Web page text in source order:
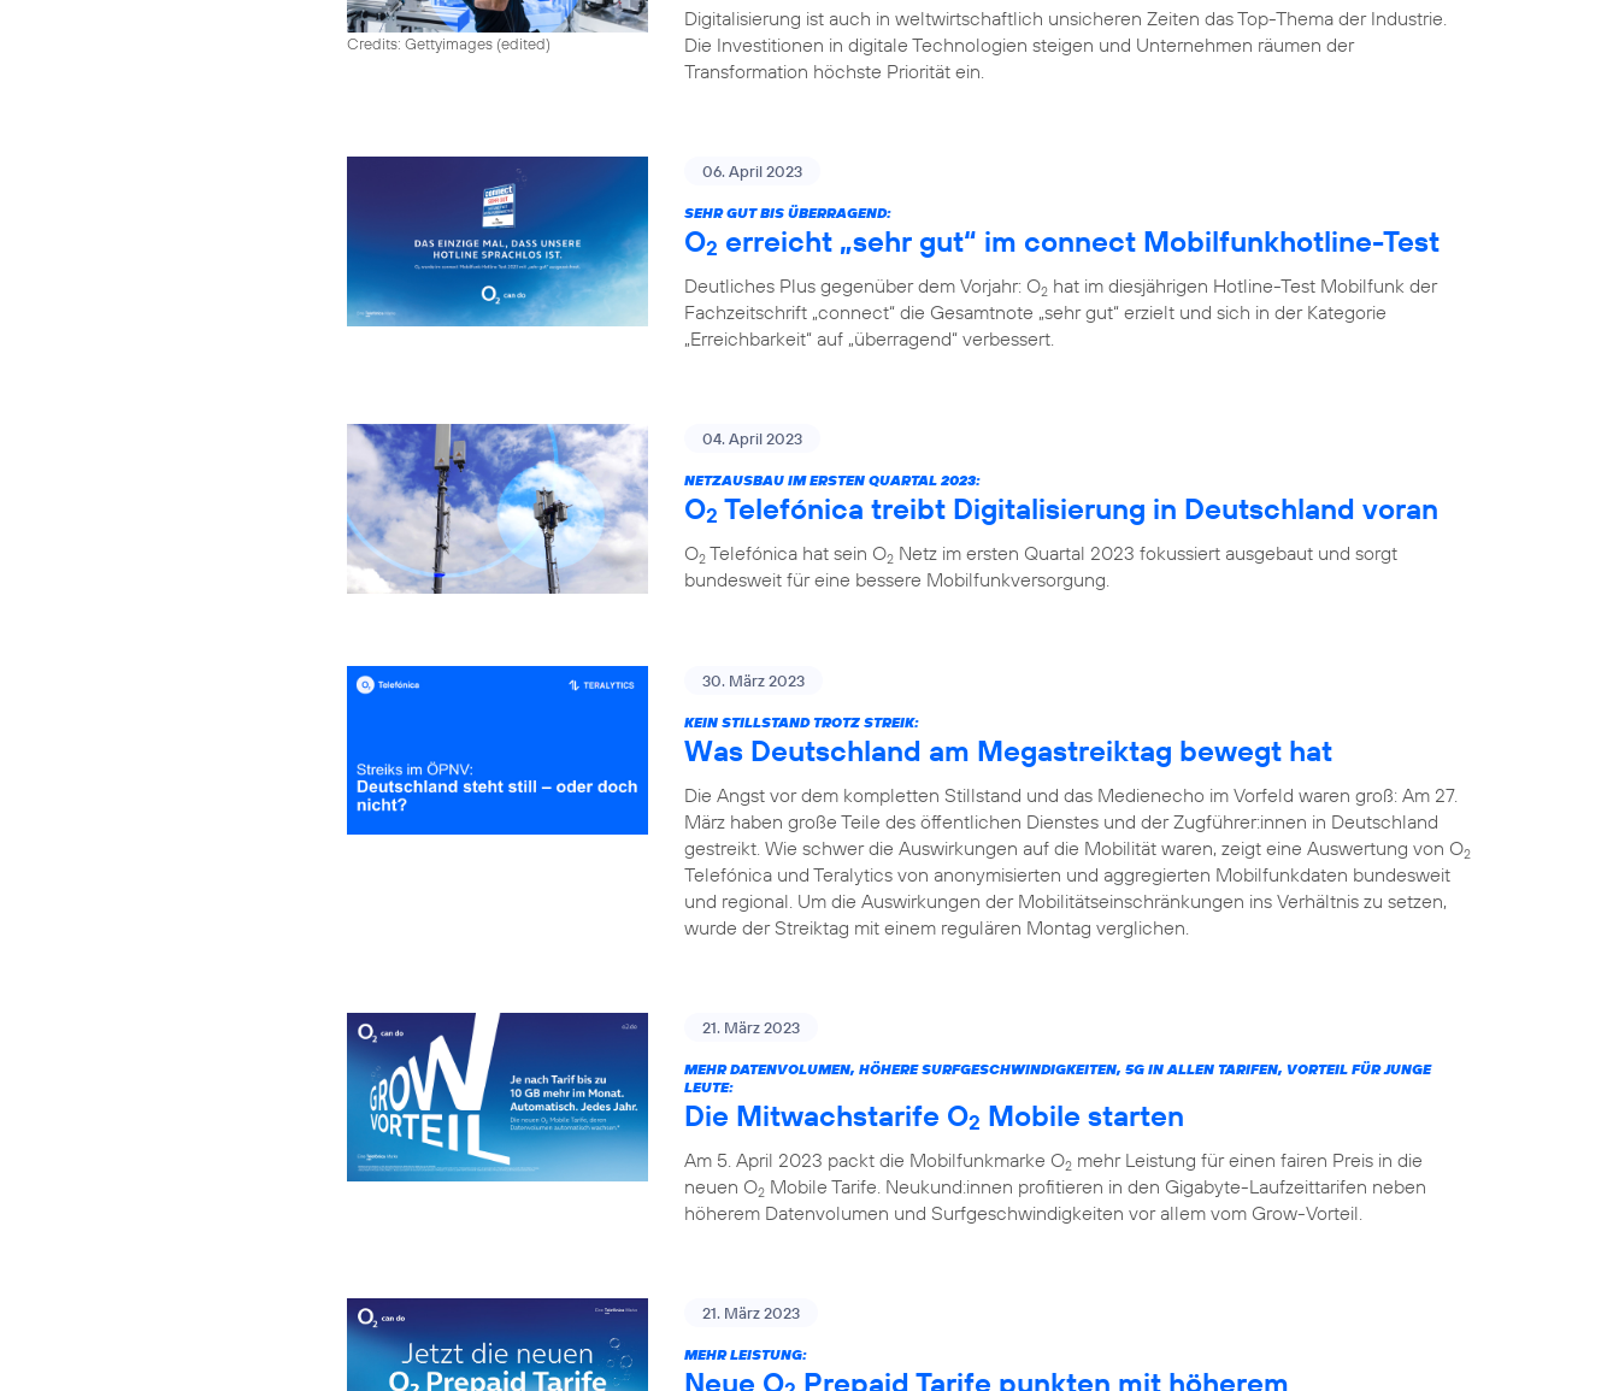
Credits: Gettyimages (edited)
Digitalisierung ist auch in weltwirtschaftlich unsicheren Zeiten das Top-Thema der Industrie.
Die Investitionen in digitale Technologien steigen und Unternehmen räumen der
Transformation höchste Priorität ein.
06. April 2023
SEHR GUT BIS ÜBERRAGEND:
O2 erreicht „sehr gut“ im connect Mobilfunkhotline-Test
Deutliches Plus gegenüber dem Vorjahr: O2 hat im diesjährigen Hotline-Test Mobilfunk der
Fachzeitschrift „connect“ die Gesamtnote „sehr gut“ erzielt und sich in der Kategorie
„Erreichbarkeit“ auf „überragend“ verbessert.
04. April 2023
NETZAUSBAU IM ERSTEN QUARTAL 2023:
O2 Telefónica treibt Digitalisierung in Deutschland voran
O2 Telefónica hat sein O2 Netz im ersten Quartal 2023 fokussiert ausgebaut und sorgt
bundesweit für eine bessere Mobilfunkversorgung.
30. März 2023
KEIN STILLSTAND TROTZ STREIK:
Was Deutschland am Megastreiktag bewegt hat
Die Angst vor dem kompletten Stillstand und das Medienecho im Vorfeld waren groß: Am 27.
März haben große Teile des öffentlichen Dienstes und der Zugführer:innen in Deutschland
gestreikt. Wie schwer die Auswirkungen auf die Mobilität waren, zeigt eine Auswertung von O2
Telefónica und Teralytics von anonymisierten und aggregierten Mobilfunkdaten bundesweit
und regional. Um die Auswirkungen der Mobilitätseinschränkungen ins Verhältnis zu setzen,
wurde der Streiktag mit einem regulären Montag verglichen.
21. März 2023
MEHR DATENVOLUMEN, HÖHERE SURFGESCHWINDIGKEITEN, 5G IN ALLEN TARIFEN, VORTEIL FÜR JUNGE
LEUTE:
Die Mitwachstarife O2 Mobile starten
Am 5. April 2023 packt die Mobilfunkmarke O2 mehr Leistung für einen fairen Preis in die
neuen O2 Mobile Tarife. Neukund:innen profitieren in den Gigabyte-Laufzeittarifen neben
höherem Datenvolumen und Surfgeschwindigkeiten vor allem vom Grow-Vorteil.
21. März 2023
MEHR LEISTUNG:
Neue O Prepaid Tarife punkten mit höherem